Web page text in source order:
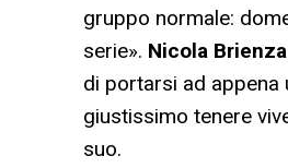
gruppo normale:
serie». Nicola Brienza
di portarsi ad
giustissimo tenere
suo.